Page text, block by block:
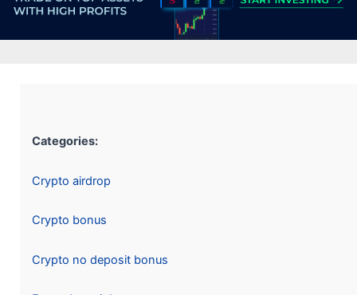
Categories:
Crypto airdrop
Crypto bonus
Crypto no deposit bonus